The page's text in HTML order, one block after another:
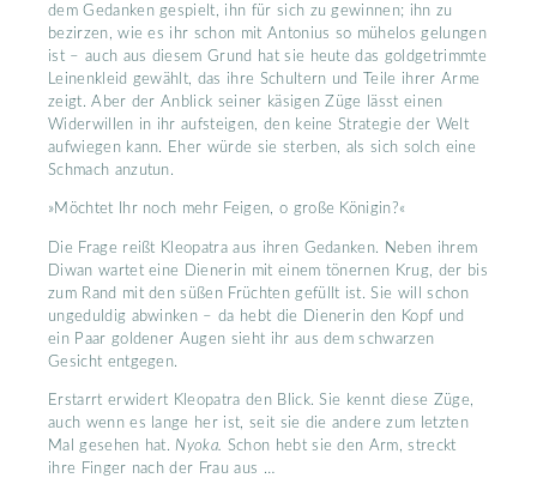
dem Gedanken gespielt, ihn für sich zu gewinnen; ihn zu
bezirzen, wie es ihr schon mit Antonius so mühelos gelungen
ist – auch aus diesem Grund hat sie heute das goldgetrimmte
Leinenkleid gewählt, das ihre Schultern und Teile ihrer Arme
zeigt. Aber der Anblick seiner käsigen Züge lässt einen
Widerwillen in ihr aufsteigen, den keine Strategie der Welt
aufwiegen kann. Eher würde sie sterben, als sich solch eine
Schmach anzutun.
»Möchtet Ihr noch mehr Feigen, o große Königin?«
Die Frage reißt Kleopatra aus ihren Gedanken. Neben ihrem
Diwan wartet eine Dienerin mit einem tönernen Krug, der bis
zum Rand mit den süßen Früchten gefüllt ist. Sie will schon
ungeduldig abwinken – da hebt die Dienerin den Kopf und
ein Paar goldener Augen sieht ihr aus dem schwarzen
Gesicht entgegen.
Erstarrt erwidert Kleopatra den Blick. Sie kennt diese Züge,
auch wenn es lange her ist, seit sie die andere zum letzten
Mal gesehen hat.Nyoka. Schon hebt sie den Arm, streckt
ihre Finger nach der Frau aus …